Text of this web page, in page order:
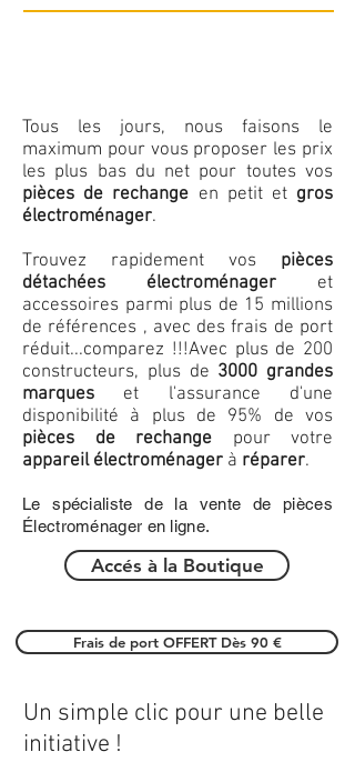
Tous les jours, nous faisons le
maximum pour vous proposer les prix
les plus bas du net pour toutes vos
pièces de rechange en petit et gros
électroménager.
Trouvez rapidement vos pièces
détachées électroménager et
accessoires parmi plus de 15 millions
de références , avec des frais de port
réduit...comparez !!!Avec plus de 200
constructeurs, plus de 3000 grandes
marques et l'assurance d'une
disponibilité à plus de 95% de vos
pièces de rechange pour votre
appareil électroménager à réparer.
Le spécialiste de la vente de pièces
Électroménager en ligne.
Accés à la Boutique
Frais de port OFFERT Dès 90 €
Un simple clic pour une belle
initiative !